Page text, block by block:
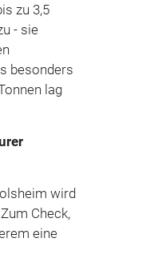
zu 3,5
- sie
besonders
lag
wird
Check,
eine